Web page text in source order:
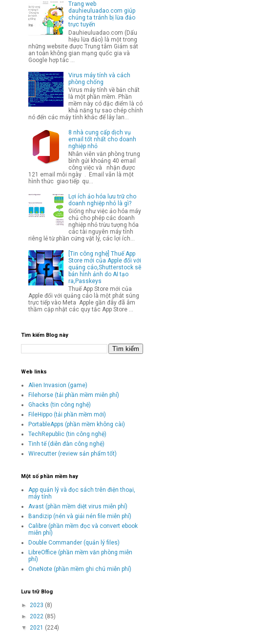
Trang web
dauhieuluadao.com giúp
chúng ta tránh bị lừa đảo
trực tuyến
Dauhieuluadao.com (Dấu
hiệu lừa đảo) là một trong
những website được Trung tâm Giám sát
an toàn không gian mạng quốc gia và
Google hợp tác ...
Virus máy tính và cách
phòng chống
Virus máy tính về bản chất
là một phần mềm. Phần
mềm này có đặc điểm là có
khả năng tự sao chép chính
nó đến các máy tính khác để lây lan...
8 nhà cung cấp dịch vụ
email tốt nhất cho doanh
nghiệp nhỏ
Nhân viên văn phòng trung
bình gửi khoảng 40 email
công việc và nhận được
121 email mỗi ngày . Email vẫn là một
hình thức giao tiếp qu...
Lợi ích ảo hóa lưu trữ cho
doanh nghiệp nhỏ là gì?
Giống như việc ảo hóa máy
chủ cho phép các doanh
nghiệp nhỏ trừu tượng hóa
các tài nguyên máy tính
riêng lẻ từ phần cứng vật lý, các lợi ích...
[Tin công nghệ] Thuế App
Store mới của Apple đối với
quảng cáo,Shutterstock sẽ
bán hình ảnh do AI tạo
ra,Passkeys
Thuế App Store mới của
Apple đối với quảng cáo là một phát súng
trực tiếp vào Meta Apple gần đây đã âm
thầm cập nhật các quy tắc App Store ...
Tìm kiếm Blog này
Web links
Alien Invasion (game)
Filehorse (tải phần mềm miễn phí)
Ghacks (tin công nghệ)
FileHippo (tải phần mềm mới)
PortableApps (phần mềm không cài)
TechRepublic (tin công nghệ)
Tinh tế (diễn đàn công nghệ)
Wirecutter (review sản phẩm tốt)
Một số phần mềm hay
App quản lý và đọc sách trên điện thoại,
máy tính
Avast (phần mềm diệt virus miễn phí)
Bandizip (nén và giải nén file miễn phí)
Calibre (phần mềm đọc và convert ebook
miễn phí)
Double Commander (quản lý files)
LibreOffice (phần mềm văn phòng miễn
phí)
OneNote (phần mềm ghi chú miễn phí)
Lưu trữ Blog
► 2023 (8)
► 2022 (85)
▼ 2021 (224)